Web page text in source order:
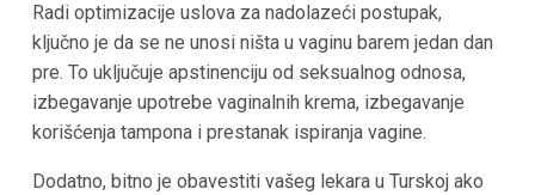
Radi optimizacije uslova za nadolazeći postupak,
ključno je da se ne unosi ništa u vaginu barem jedan dan
pre. To uključuje apstinenciju od seksualnog odnosa,
izbegavanje upotrebe vaginalnih krema, izbegavanje
korišćenja tampona i prestanak ispiranja vagine.
Dodatno, bitno je obavestiti vašeg lekara u Turskoj ako